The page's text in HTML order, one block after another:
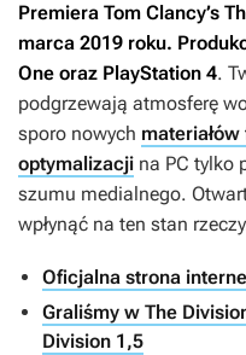
Premiera Tom Clancy’s
marca 2019 roku.
One oraz PlayStation 4.
podgrzewają atmosferę
sporo nowych
optymalizacji na PC tylko
szumu medialnego.
wpłynąć na ten stan
Oficjalna strona
Graliśmy w The
Division 1,5